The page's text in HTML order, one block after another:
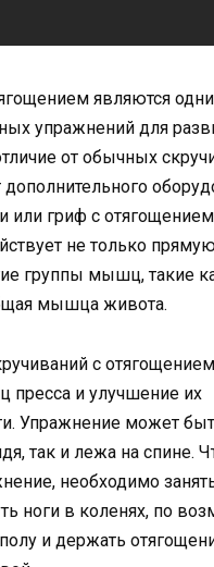
являются
упражнений для
от обычных
дополнительного
или гриф с
не только
группы мышц, такие
мышца живота.
с
пресса и улучшение их
Упражнение может
так и лежа на спине.
необходимо
ноги в коленях, по
и держать